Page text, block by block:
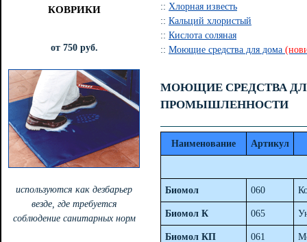
КОВРИКИ
от 750 руб.
используются как дезбарьер
везде, где требуется
соблюдение санитарных норм
:: Хлорная известь
:: Кальций хлористый
:: Кислота соляная
:: Моющие средства для дома
МОЮЩИЕ СРЕДСТВА
ПРОМЫШЛЕННОСТИ
Наименование Артикул
Биомол 060
Биомол К 065
Биомол КП 061